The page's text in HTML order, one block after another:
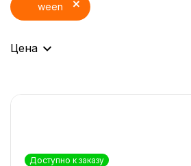
ween
Цена
Доступно к заказу